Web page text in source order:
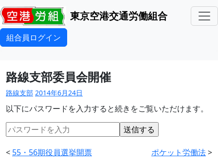
東京空港交通労働組合
組合員ログイン
路線支部委員会開催
路線支部 2014年6月24日
以下にパスワードを入力すると続きをご覧いただけます。
< 55・56期役員選挙開票 ポケット労働法>